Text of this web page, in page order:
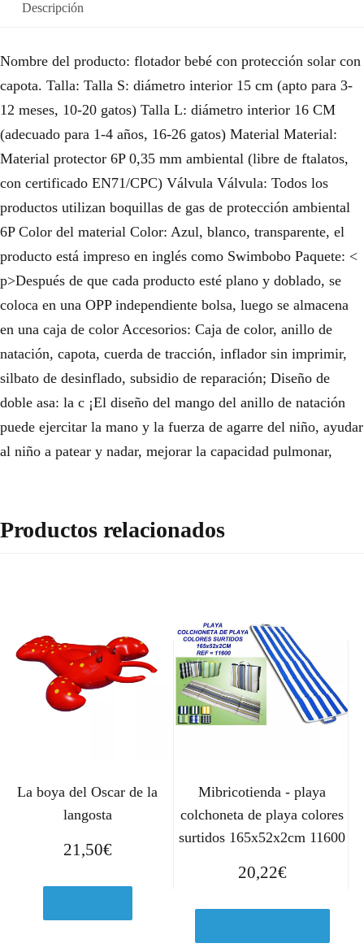
Descripción
Nombre del producto: flotador bebé con protección solar con
capota. Talla: Talla S: diámetro interior 15 cm (apto para 3-
12 meses, 10-20 gatos) Talla L: diámetro interior 16 CM
(adecuado para 1-4 años, 16-26 gatos) Material Material:
Material protector 6P 0,35 mm ambiental (libre de ftalatos,
con certificado EN71/CPC) Válvula Válvula: Todos los
productos utilizan boquillas de gas de protección ambiental
6P Color del material Color: Azul, blanco, transparente, el
producto está impreso en inglés como Swimbobo Paquete: <
p>Después de que cada producto esté plano y doblado, se
coloca en una OPP independiente bolsa, luego se almacena
en una caja de color Accesorios: Caja de color, anillo de
natación, capota, cuerda de tracción, inflador sin imprimir,
silbato de desinflado, subsidio de reparación; Diseño de
doble asa: la c ¡El diseño del mango del anillo de natación
puede ejercitar la mano y la fuerza de agarre del niño, ayudar
al niño a patear y nadar, mejorar la capacidad pulmonar,
Productos relacionados
La boya del Oscar de la
langosta
21,50€
Mibricotienda - playa
colchoneta de playa colores
surtidos 165x52x2cm 11600
20,22€